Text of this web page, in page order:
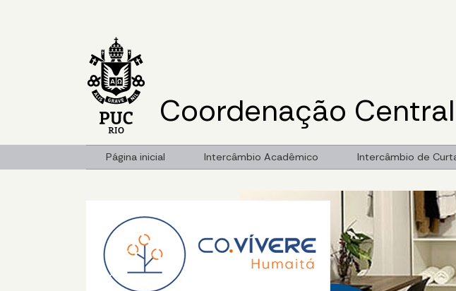
Coordenação
Página inicial Intercâmbio Acadêmico Intercâmbio de